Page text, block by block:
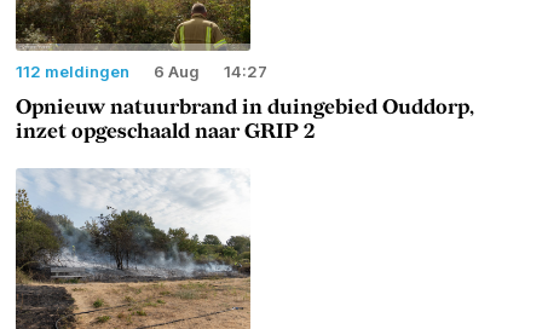
112 meldingen 6 Aug 14:27
Opnieuw natuurbrand in duingebied Ouddorp,
inzet opgeschaald naar GRIP 2